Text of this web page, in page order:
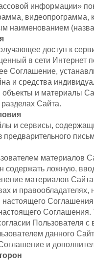
информации»
видеопрограмма,
наименованием
доступ к
в сети Интернет
Соглашение,
и средства
и материалы
Сайта.
и сервисы,
предварительного
материалов
содержать ложную,
материалов
и правообладателях,
Пользователя
данного
и